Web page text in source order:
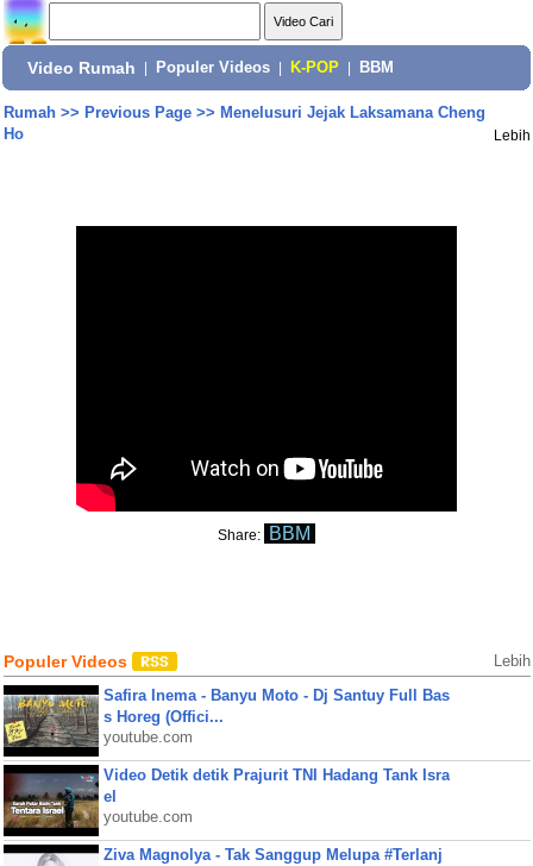
Video Rumah Populer Videos K-POP BBM
Rumah>> Previous Page>> Menelusuri Jejak Laksamana Cheng
Ho
Lebih
Share: BBM
Populer Videos Lebih
Safira Inema - Banyu Moto - Dj Santuy Full Bas
s Horeg (Offici...
youtube.com
Video Detik detik Prajurit TNI Hadang Tank Isra
el
youtube.com
Ziva Magnolya - Tak Sanggup Melupa #Terlanj